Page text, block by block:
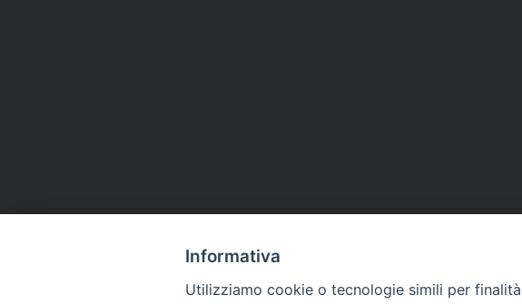
Informativa
Utilizziamo cookie o tecnologie simili per